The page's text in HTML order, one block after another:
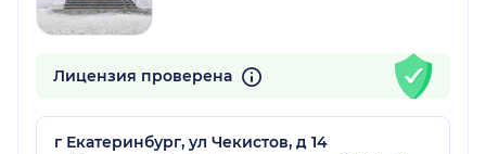
Лицензия проверена
г Екатеринбург, ул Чекистов, д 14